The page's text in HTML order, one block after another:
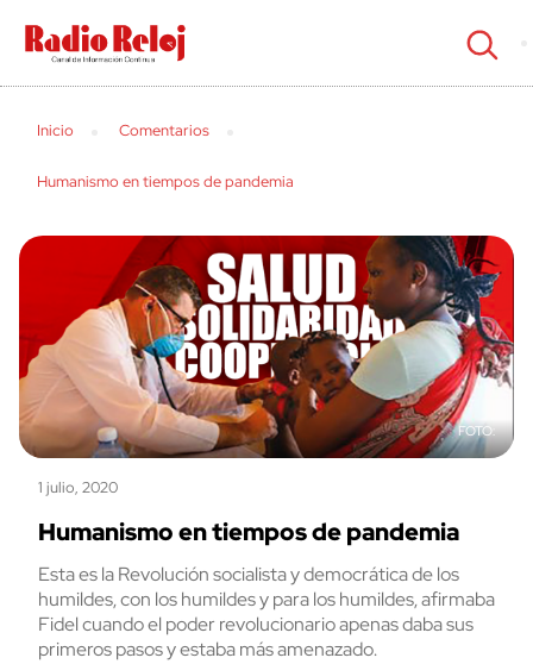
cerrar
Inicio Comentarios
Humanismo en tiempos de pandemia
1 julio, 2020
Humanismo en tiempos de pandemia
Esta es la Revolución socialista y democrática de los
humildes, con los humildes y para los humildes, afirmaba
Fidel cuando el poder revolucionario apenas daba sus
primeros pasos y estaba más amenazado.